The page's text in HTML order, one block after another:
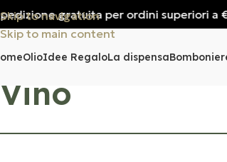
Skip to navigation
Skip to main content
gratuita per ordini superiori a €
OlioIdee RegaloLa dispensa
Vino